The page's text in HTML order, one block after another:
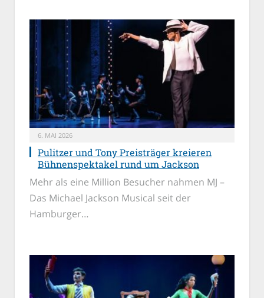
6. MAI 2026
Pulitzer und Tony Preisträger kreieren
Bühnenspektakel rund um Jackson
Mehr als eine Million Besucher nahmen MJ –
Das Michael Jackson Musical seit der
Hamburger…